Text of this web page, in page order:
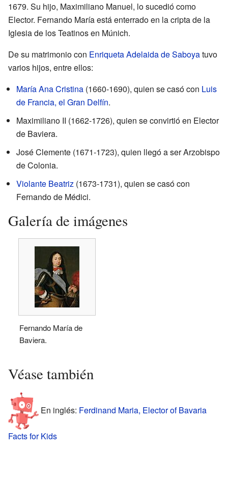
1679. Su hijo, Maximiliano Manuel, lo sucedió como
Elector. Fernando María está enterrado en la cripta de la
Iglesia de los Teatinos en Múnich.
De su matrimonio con Enriqueta Adelaida de Saboyatuvo
varios hijos, entre ellos:
María Ana Cristina (1660-1690), quien se casó con Luis
de Francia, el Gran Delfín.
Maximiliano II (1662-1726), quien se convirtió en Elector
de Baviera.
José Clemente (1671-1723), quien llegó a ser Arzobispo
de Colonia.
Violante Beatriz (1673-1731), quien se casó con
Fernando de Médici.
Galería de imágenes
Fernando María de
Baviera.
Véase también
En inglés: Ferdinand Maria, Elector of Bavaria
Facts for Kids